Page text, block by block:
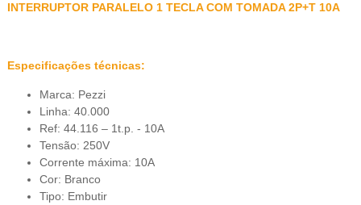
INTERRUPTOR PARALELO 1 TECLA COM TOMADA 2P+T 10A
Especificações técnicas:
Marca: Pezzi
Linha: 40.000
Ref: 44.116 – 1t.p. - 10A
Tensão: 250V
Corrente máxima: 10A
Cor: Branco
Tipo: Embutir